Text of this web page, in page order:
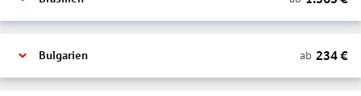
Bulgarien ab 234€